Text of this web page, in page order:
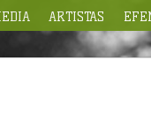
ARTISTAS